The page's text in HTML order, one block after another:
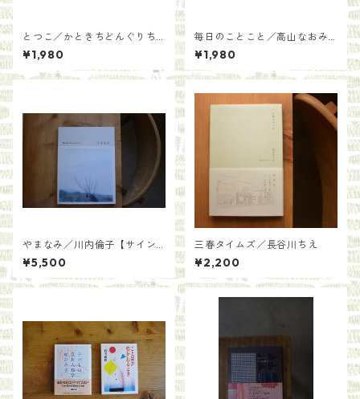
とつこ／かときちどんぐりち
ゃん
¥1,980
毎日のことこと／高山なおみ
（文・絵・写真）【サイン入
り】
¥1,980
やまなみ／川内倫子【サイン
入り】
¥5,500
三春タイムズ／長谷川ちえ
¥2,200